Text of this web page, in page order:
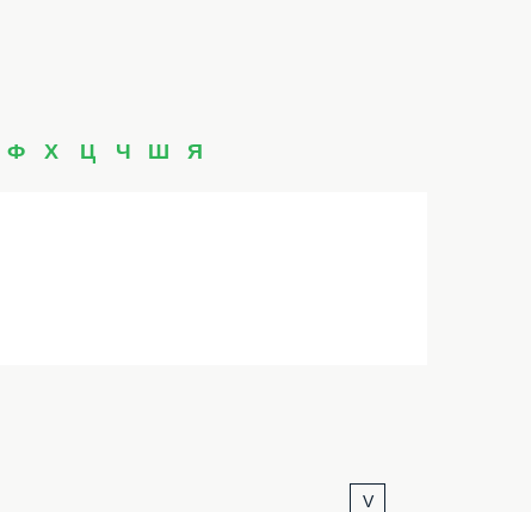
Ф Х Ц Ч Ш Я
V